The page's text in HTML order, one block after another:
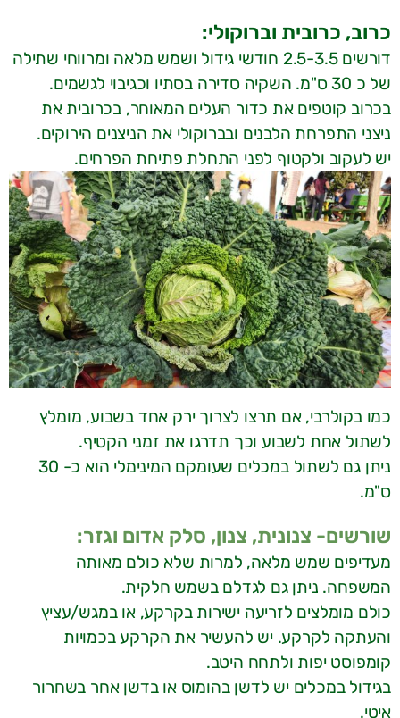
כרוב, כרובית וברוקולי:
דורשים 2.5-3.5 חודשי גידול ושמש מלאה ומרווחי שתילה
של כ 30 ס"מ. השקיה סדירה בסתיו וכגיבוי לגשמים.
בכרוב קוטפים את כדור העלים המאוחר, בכרובית את
ניצני התפרחת הלבנים ובברוקולי את הניצנים הירוקים.
יש לעקוב ולקטוף לפני התחלת פתיחת הפרחים.
כמו בקולרבי, אם תרצו לצרוך ירק אחד בשבוע, מומלץ
לשתול אחת לשבוע וכך תדרגו את זמני הקטיף.
ניתן גם לשתול במכלים שעומקם המינימלי הוא כ- 30
ס"מ.
שורשים- צנונית, צנון, סלק אדום וגזר:
מעדיפים שמש מלאה, למרות שלא כולם מאותה
המשפחה. ניתן גם לגדלם בשמש חלקית.
כולם מומלצים לזריעה ישירות בקרקע, או במגש/עציץ
והעתקה לקרקע. יש להעשיר את הקרקע בכמויות
קומפוסט יפות ולתחח היטב.
בגידול במכלים יש לדשן בהומוס או בדשן אחר בשחרור
איטי.